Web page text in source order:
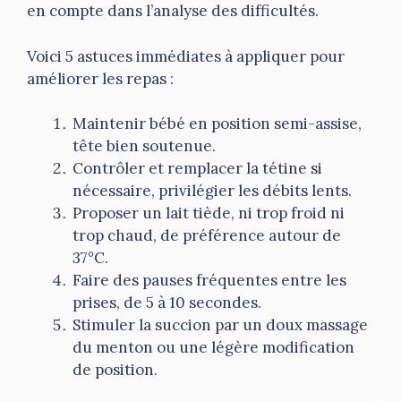
en compte dans l’analyse des difficultés.
Voici 5 astuces immédiates à appliquer pour
améliorer les repas :
Maintenir bébé en position semi-assise,
tête bien soutenue.
Contrôler et remplacer la tétine si
nécessaire, privilégier les débits lents.
Proposer un lait tiède, ni trop froid ni
trop chaud, de préférence autour de
37°C.
Faire des pauses fréquentes entre les
prises, de 5 à 10 secondes.
Stimuler la succion par un doux massage
du menton ou une légère modification
de position.